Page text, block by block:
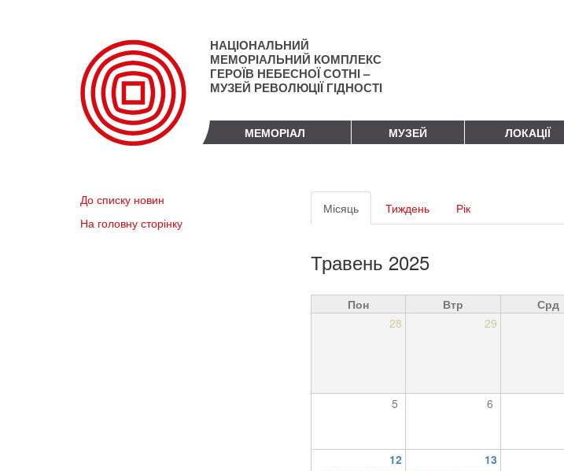
НАЦІОНАЛЬНИЙ
МЕМОРІАЛЬНИЙ КОМПЛЕКС
ГЕРОЇВ НЕБЕСНОЇ СОТНІ –
МУЗЕЙ РЕВОЛЮЦІЇ ГІДНОСТІ
МЕМОРІАЛ МУЗЕЙ ЛОКАЦІЇ
До списку новин
На головну сторінку
Первинні
вкладки
Місяць(активна
вкладка)
Тиждень Рік
Травень 2025
Пон Втр Срд
28
29
5 6
12 13